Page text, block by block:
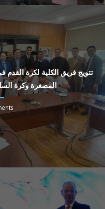
تتويج فريق الكلية لكرة
المصغرة وكرة السلة